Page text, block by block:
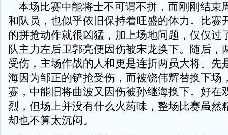
本场比赛中能将士不可谓不拼，而刚刚结束
和队员，也似乎依旧保持着旺盛的体力。比赛
的拼抢动作就很凶猛，加上场地问题，仅仅过
队主力左后卫郭亮便因伤被宋龙换下。随后，
受伤，主场作战的人和更是连折两员大将。先
海因为邹正的铲抢受伤，而被饶伟辉替换下场
赛，中能旧将曲波又因伤被孙继海换下。好在
烈，但场上并没有什么火药味，整场比赛虽然
却也不算太沉闷。